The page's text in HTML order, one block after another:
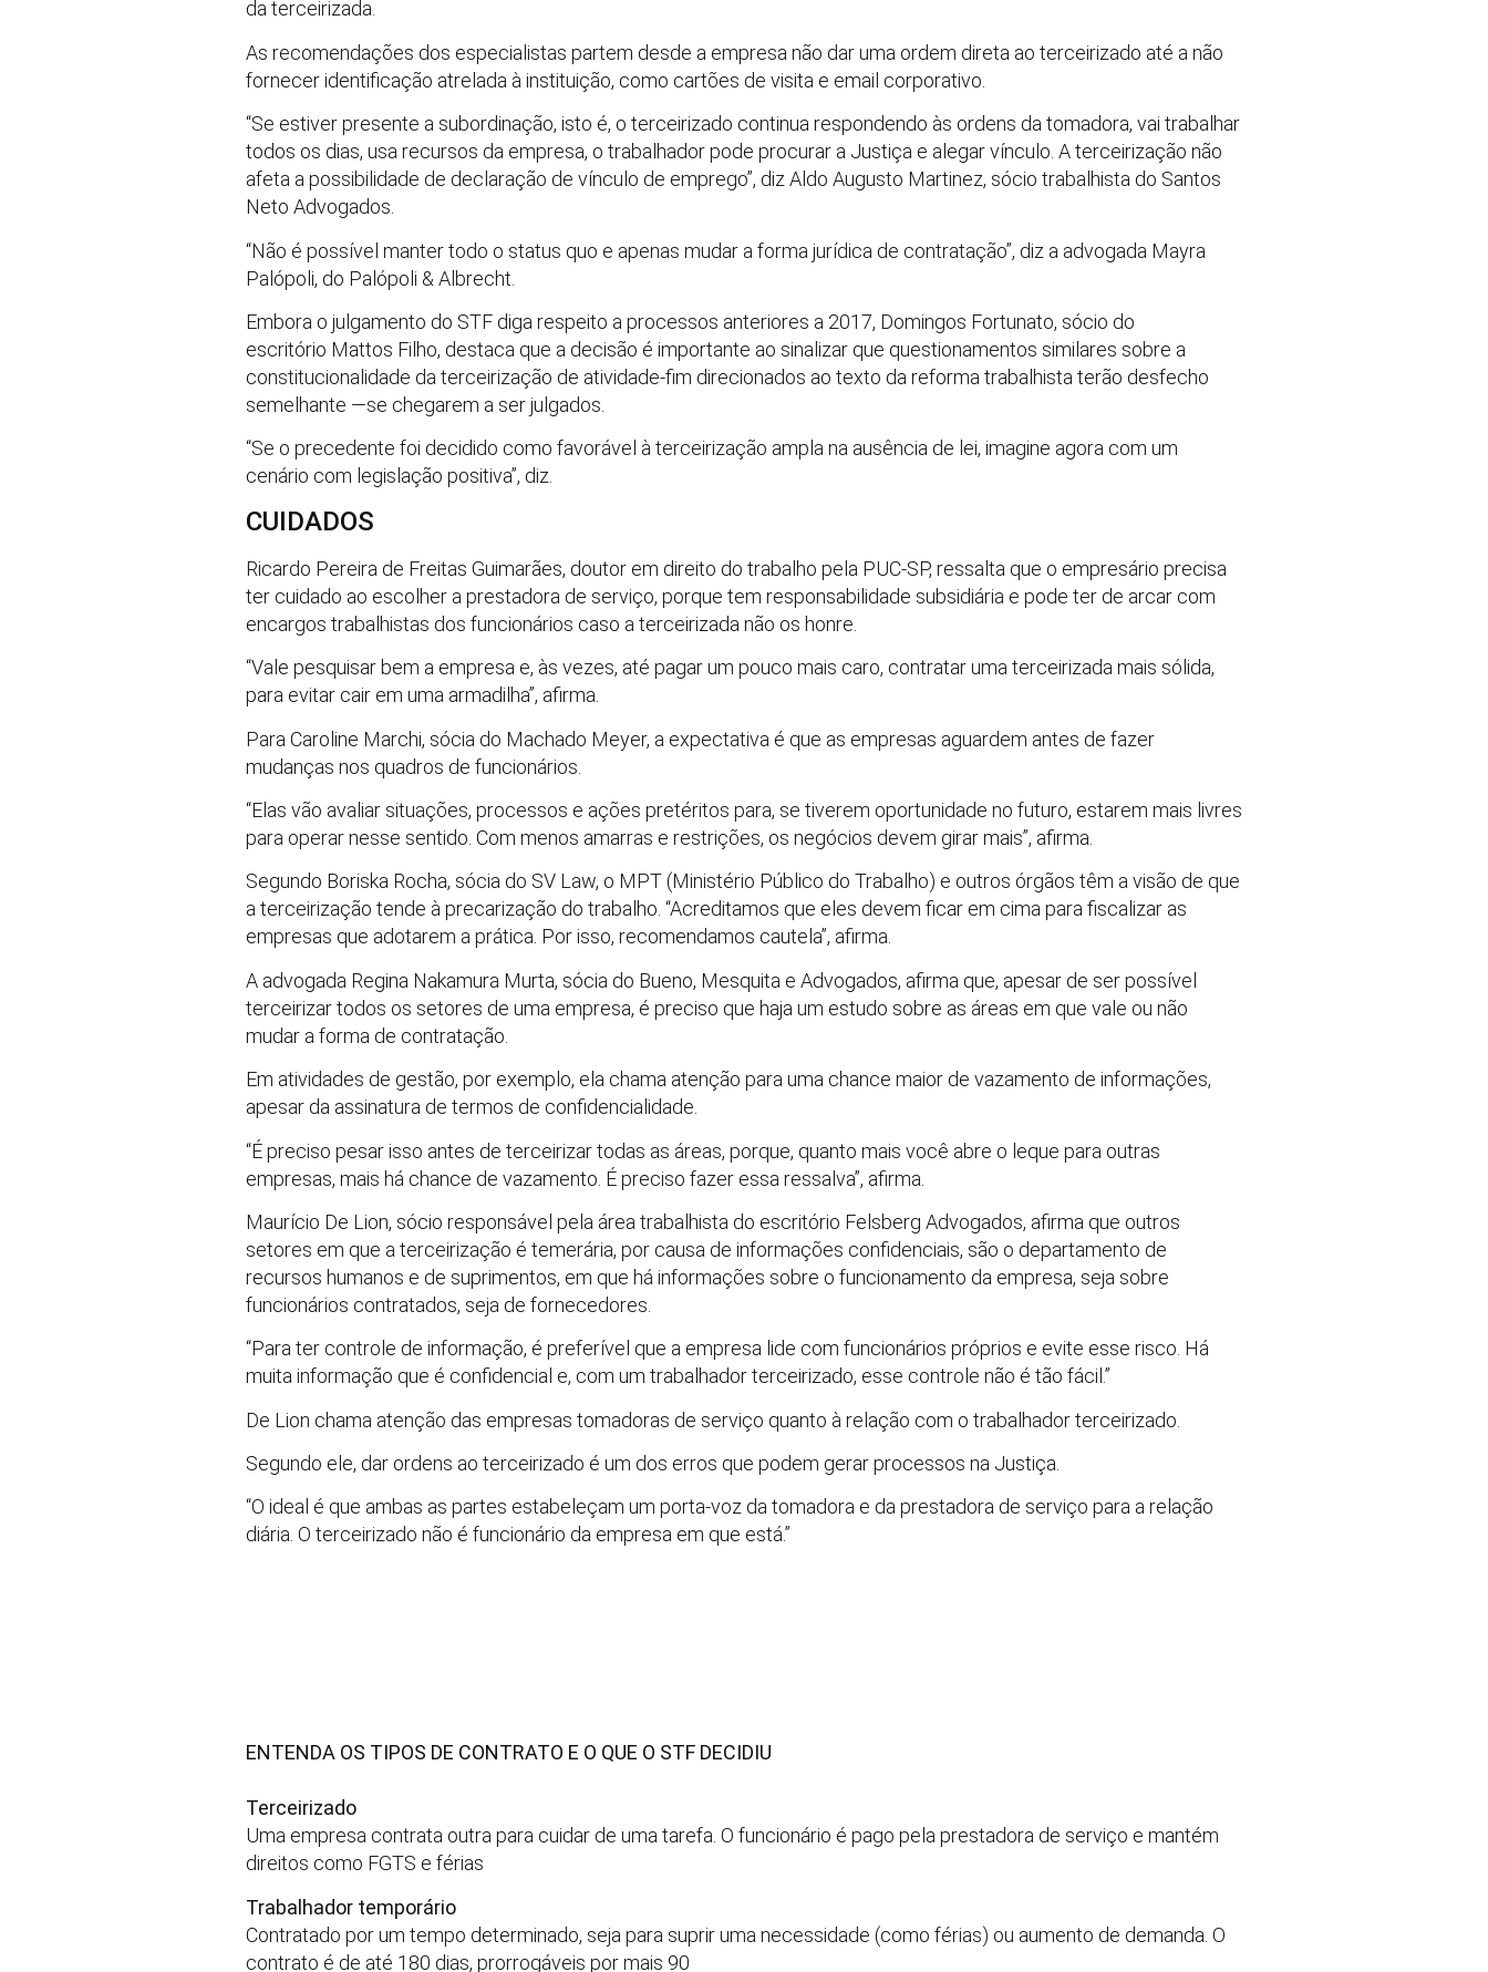
da terceirizada.
As recomendações dos especialistas partem desde a empresa não dar uma ordem direta ao terceirizado até a não
fornecer identificação atrelada à instituição, como cartões de visita e email corporativo.
“Se estiver presente a subordinação, isto é, o terceirizado continua respondendo às ordens da tomadora, vai trabalhar
todos os dias, usa recursos da empresa, o trabalhador pode procurar a Justiça e alegar vínculo. A terceirização não
afeta a possibilidade de declaração de vínculo de emprego”, diz Aldo Augusto Martinez, sócio trabalhista do Santos
Neto Advogados.
“Não é possível manter todo o status quo e apenas mudar a forma jurídica de contratação”, diz a advogada Mayra
Palópoli, do Palópoli & Albrecht.
Embora o julgamento do STF diga respeito a processos anteriores a 2017, Domingos Fortunato, sócio do
escritório Mattos Filho, destaca que a decisão é importante ao sinalizar que questionamentos similares sobre a
constitucionalidade da terceirização de atividade-fim direcionados ao texto da reforma trabalhista terão desfecho
semelhante —se chegarem a ser julgados.
“Se o precedente foi decidido como favorável à terceirização ampla na ausência de lei, imagine agora com um
cenário com legislação positiva”, diz.
​CUIDADOS
Ricardo Pereira de Freitas Guimarães, doutor em direito do trabalho pela PUC-SP, ressalta que o empresário precisa
ter cuidado ao escolher a prestadora de serviço, porque tem responsabilidade subsidiária e pode ter de arcar com
encargos trabalhistas dos funcionários caso a terceirizada não os honre.
“Vale pesquisar bem a empresa e, às vezes, até pagar um pouco mais caro, contratar uma terceirizada mais sólida,
para evitar cair em uma armadilha”, afirma.
Para Caroline Marchi, sócia do Machado Meyer, a expectativa é que as empresas aguardem antes de fazer
mudanças nos quadros de funcionários.
“Elas vão avaliar situações, processos e ações pretéritos para, se tiverem oportunidade no futuro, estarem mais livres
para operar nesse sentido. Com menos amarras e restrições, os negócios devem girar mais”, afirma.
Segundo Boriska Rocha, sócia do SV Law, o MPT (Ministério Público do Trabalho) e outros órgãos têm a visão de que
a terceirização tende à precarização do trabalho. “Acreditamos que eles devem ficar em cima para fiscalizar as
empresas que adotarem a prática. Por isso, recomendamos cautela”, afirma.
A advogada Regina Nakamura Murta, sócia do Bueno, Mesquita e Advogados, afirma que, apesar de ser possível
terceirizar todos os setores de uma empresa, é preciso que haja um estudo sobre as áreas em que vale ou não
mudar a forma de contratação.
Em atividades de gestão, por exemplo, ela chama atenção para uma chance maior de vazamento de informações,
apesar da assinatura de termos de confidencialidade.
“É preciso pesar isso antes de terceirizar todas as áreas, porque, quanto mais você abre o leque para outras
empresas, mais há chance de vazamento. É preciso fazer essa ressalva”, afirma.
Maurício De Lion, sócio responsável pela área trabalhista do escritório Felsberg Advogados, afirma que outros
setores em que a terceirização é temerária, por causa de informações confidenciais, são o departamento de
recursos humanos e de suprimentos, em que há informações sobre o funcionamento da empresa, seja sobre
funcionários contratados, seja de fornecedores.
“Para ter controle de informação, é preferível que a empresa lide com funcionários próprios e evite esse risco. Há
muita informação que é confidencial e, com um trabalhador terceirizado, esse controle não é tão fácil.”
De Lion chama atenção das empresas tomadoras de serviço quanto à relação com o trabalhador terceirizado.
Segundo ele, dar ordens ao terceirizado é um dos erros que podem gerar processos na Justiça.
“O ideal é que ambas as partes estabeleçam um porta-voz da tomadora e da prestadora de serviço para a relação
diária. O terceirizado não é funcionário da empresa em que está.”
ENTENDA OS TIPOS DE CONTRATO E O QUE O STF DECIDIU
Terceirizado
Uma empresa contrata outra para cuidar de uma tarefa. O funcionário é pago pela prestadora de serviço e mantém
direitos como FGTS e férias
Trabalhador temporário
Contratado por um tempo determinado, seja para suprir uma necessidade (como férias) ou aumento de demanda. O
contrato é de até 180 dias, prorrogáveis por mais 90